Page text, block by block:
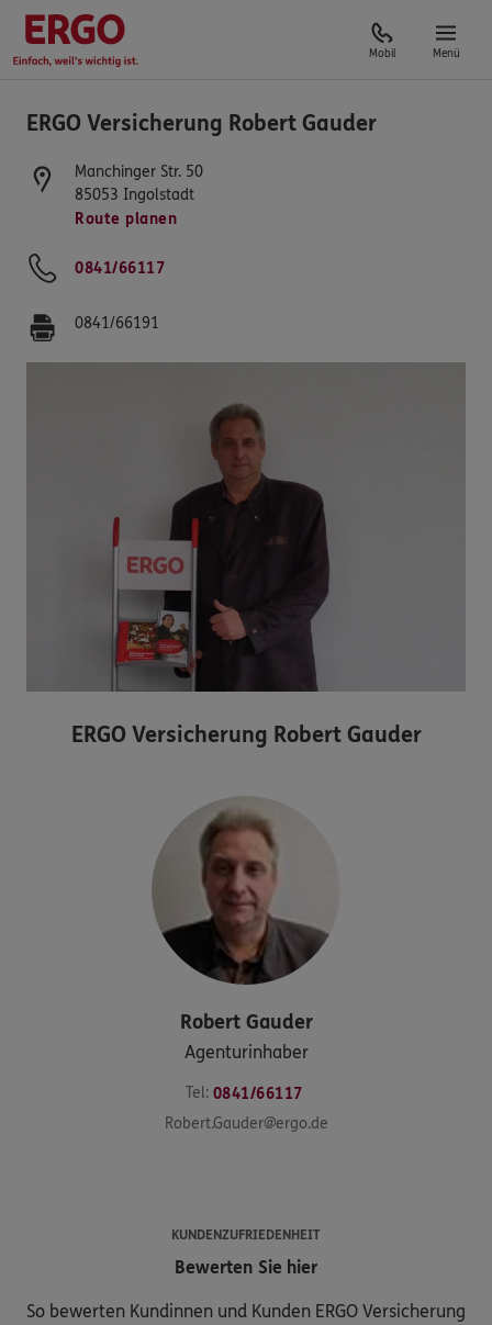
Mobil Menü
ERGO Versicherung Robert Gauder
Manchinger Str. 50
85053 Ingolstadt
Route planen
0841/66117
0841/66191
ERGO Versicherung Robert Gauder
Robert Gauder
Agenturinhaber
Tel: 0841/66117
Robert.Gauder@ergo.de
KUNDENZUFRIEDENHEIT
Bewerten Sie hier
So bewerten Kundinnen und Kunden ERGO Versicherung